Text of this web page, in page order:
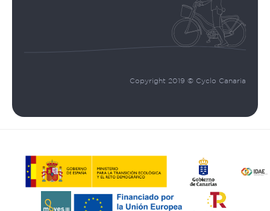
Copyright 2019 © Cyclo Canaria